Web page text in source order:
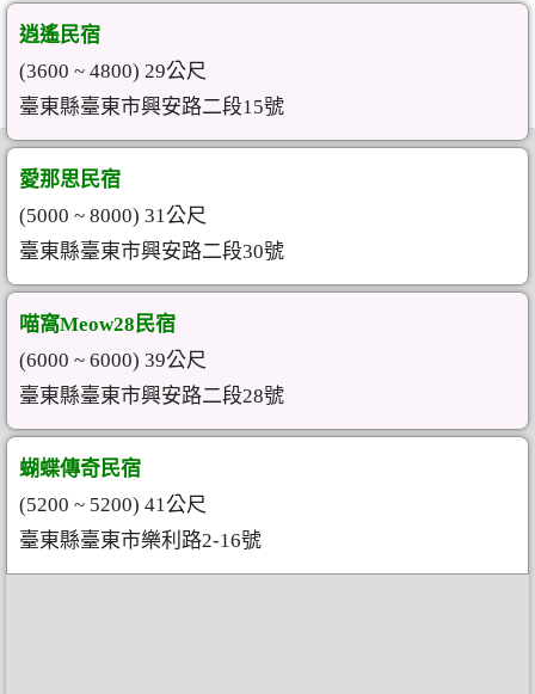
逍遙民宿
(3600 ~ 4800) 29公尺
臺東縣臺東市興安路二段15號
愛那思民宿
(5000 ~ 8000) 31公尺
臺東縣臺東市興安路二段30號
喵窩Meow28民宿
(6000 ~ 6000) 39公尺
臺東縣臺東市興安路二段28號
蝴蝶傳奇民宿
(5200 ~ 5200) 41公尺
臺東縣臺東市樂利路2-16號